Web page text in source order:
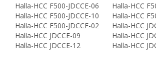
Halla-HCC F500-JDCCE-06
Halla-HCC
Halla-HCC F500-JDCCE-10
Halla-HCC
Halla-HCC F500-JDCCF-02
Halla-HCC
Halla-HCC JDCCE-09
Halla-HCC
Halla-HCC JDCCE-12
Halla-HCC